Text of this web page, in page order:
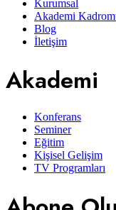
Kurumsal
Akademi
Blog
İletişim
Akademi
Konferans
Seminer
Eğitim
Kişisel Gelişim
TV Programları